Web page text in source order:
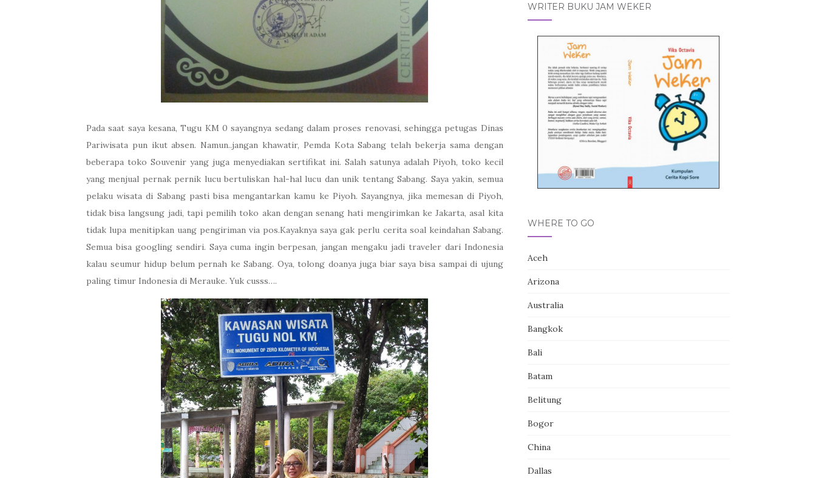
Pada saat saya kesana, Tugu KM 0 sayangnya sedang dalam proses renovasi, sehingga petugas Dinas
Pariwisata pun ikut absen. Namun..jangan khawatir, Pemda Kota Sabang telah bekerja sama dengan
beberapa toko Souvenir yang juga menyediakan sertifikat ini. Salah satunya adalah Piyoh, toko kecil
yang menjual pernak pernik lucu bertuliskan hal-hal lucu dan unik tentang Sabang. Saya yakin, semua
pelaku wisata di Sabang pasti bisa mengantarkan kamu ke Piyoh. Sayangnya, jika memesan di Piyoh,
tidak bisa langsung jadi, tapi pemilih toko akan dengan senang hati mengirimkan ke Jakarta, asal kita
tidak lupa menitipkan uang pengiriman via pos.Kayaknya saya gak perlu cerita soal keindahan Sabang.
Semua bisa googling sendiri. Saya cuma ingin berpesan, jangan mengaku jadi traveler dari Indonesia
kalau seumur hidup belum pernah ke Sabang. Oya, tolong doanya juga biar saya bisa sampai di ujung
paling timur Indonesia di Merauke. Yuk cusss….
WRITER BUKU JAM WEKER
WHERE TO GO
Aceh
Arizona
Australia
Bangkok
Bali
Batam
Belitung
Bogor
China
Dallas